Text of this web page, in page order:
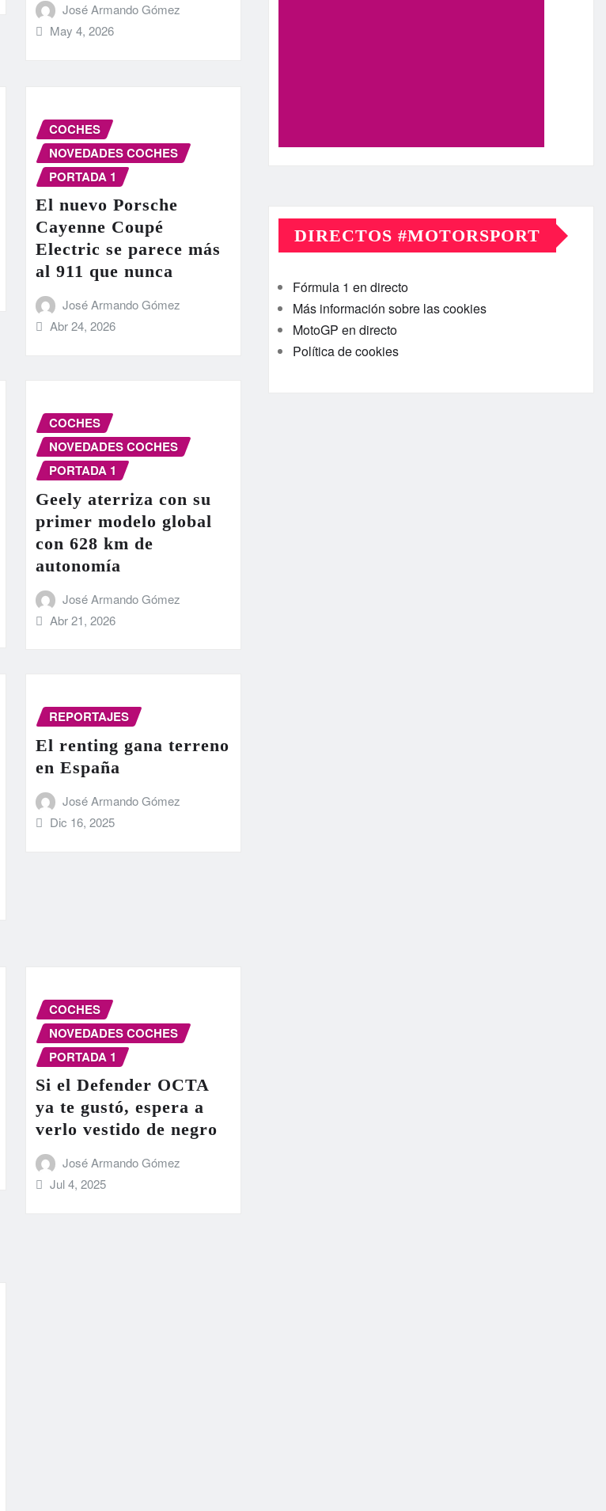
José Armando Gómez
May 4, 2026
COCHES
NOVEDADES COCHES
PORTADA 1
El nuevo Porsche
Cayenne Coupé
Electric se parece más
al 911 que nunca
José Armando Gómez
Abr 24, 2026
COCHES
NOVEDADES COCHES
PORTADA 1
Geely aterriza con su
primer modelo global
con 628 km de
autonomía
José Armando Gómez
Abr 21, 2026
REPORTAJES
El renting gana terreno
en España
José Armando Gómez
Dic 16, 2025
COCHES
NOVEDADES COCHES
PORTADA 1
Si el Defender OCTA
ya te gustó, espera a
verlo vestido de negro
José Armando Gómez
Jul 4, 2025
DIRECTOS #MOTORSPORT
Fórmula 1 en directo
Más información sobre las cookies
MotoGP en directo
Política de cookies